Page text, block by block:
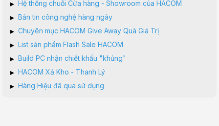
▸ Hệ thống chuỗi Cửa hàng - Showroom của HACOM
▸ Bản tin công nghệ hàng ngày
▸ Chuyên mục HACOM Give Away Quà Giá Trị
▸ List sản phẩm Flash Sale HACOM
▸ Build PC nhận chiết khấu "khủng"
▸ HACOM Xả Kho - Thanh Lý
▸ Hàng Hiệu đã qua sử dụng